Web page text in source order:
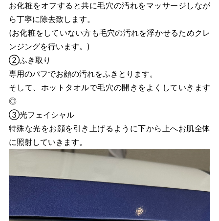
お化粧をオフすると共に毛穴の汚れをマッサージしなが
ら丁寧に除去致します。
(お化粧をしていない方も毛穴の汚れを浮かせるためクレ
ンジングを行います。)
②ふき取り
専用のパフでお顔の汚れをふきとります。
そして、ホットタオルで毛穴の開きをよくしていきます
◎
③光フェイシャル
特殊な光をお顔を引き上げるように下から上へお肌全体
に照射していきます。